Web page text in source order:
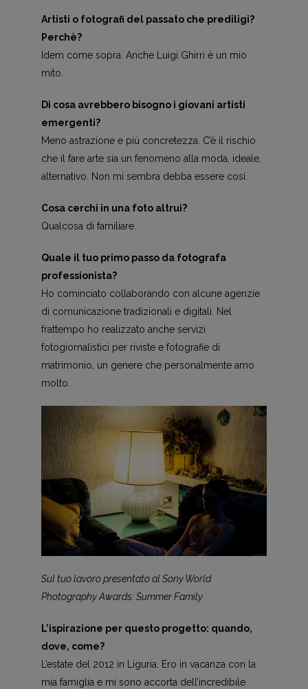
Artisti o fotografi del passato che prediligi?
Perchè?
Idem come sopra. Anche Luigi Ghirri è un mio
mito.
Di cosa avrebbero bisogno i giovani artisti
emergenti?
Meno astrazione e più concretezza. C’è il rischio
che il fare arte sia un fenomeno alla moda, ideale,
alternativo. Non mi sembra debba essere così.
Cosa cerchi in una foto altrui?
Qualcosa di familiare.
Quale il tuo primo passo da fotografa
professionista?
Ho cominciato collaborando con alcune agenzie
di comunicazione tradizionali e digitali. Nel
frattempo ho realizzato anche servizi
fotogiornalistici per riviste e fotografie di
matrimonio, un genere che personalmente amo
molto.
Sul tuo lavoro presentato al Sony World
Photography Awards: Summer Family
L’ispirazione per questo progetto: quando,
dove, come?
L’estate del 2012 in Liguria. Ero in vacanza con la
mia famiglia e mi sono accorta dell’incredibile